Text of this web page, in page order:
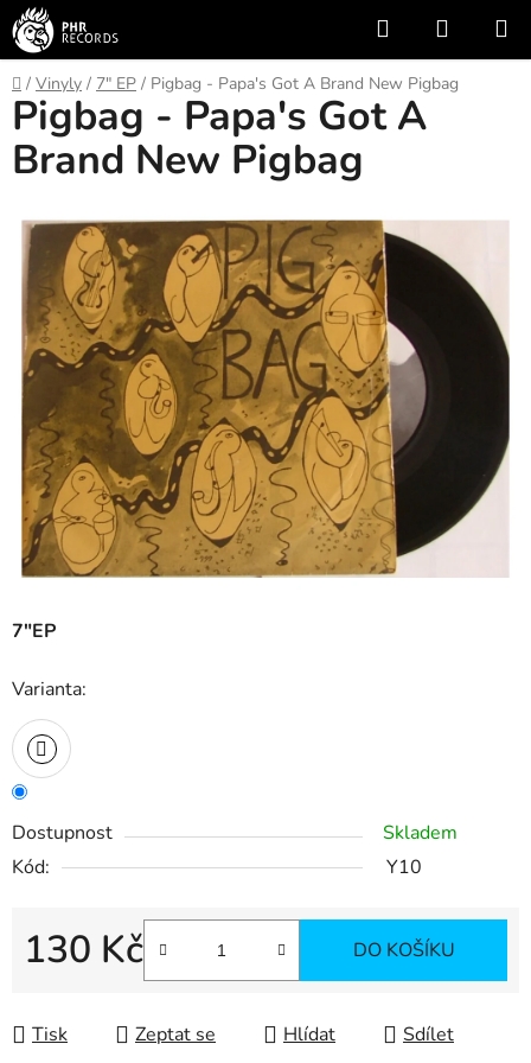
Přejít
na
obsah
Hledat
KOŠÍK
Domů
/ Vinyly / 7" EP / Pigbag - Papa's Got A Brand New Pigbag
7"EP
Varianta:
Dostupnost
Skladem
Kód:
Y10
130 Kč DO KOŠÍKU
Tisk Zeptat se Hlídat Sdílet
Pigbag - Papa's Got A
Brand New Pigbag